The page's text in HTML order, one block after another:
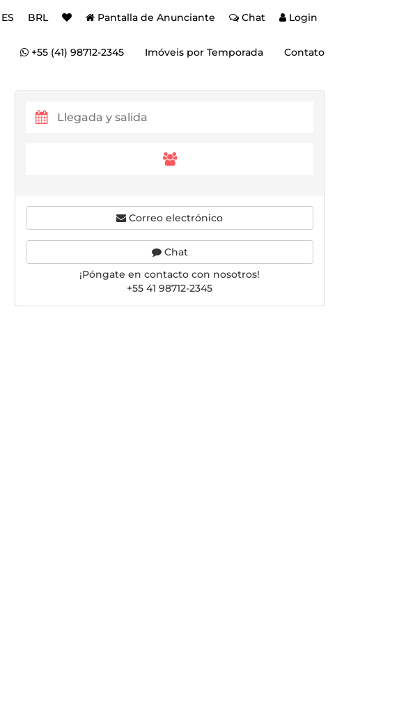
ES BRL Pantalla de Anunciante Chat Login
+55 (41) 98712-2345 Imóveis por Temporada Contato
Correo electrónico
Chat
¡Póngate en contacto con nosotros!
+55 41 98712-2345